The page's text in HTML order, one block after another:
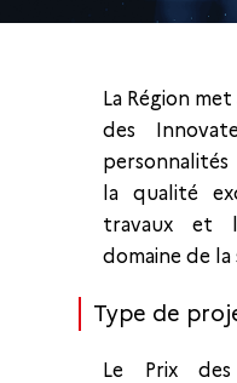
La Région
des
la qualité
travaux et
domaine de la
Type de
Le Prix